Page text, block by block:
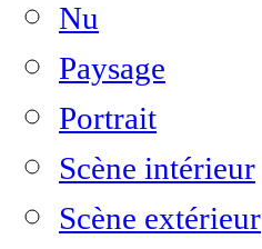
Nu
Paysage
Portrait
Scène intérieur
Scène extérieur